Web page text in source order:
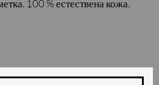
100 % естествена кожа.